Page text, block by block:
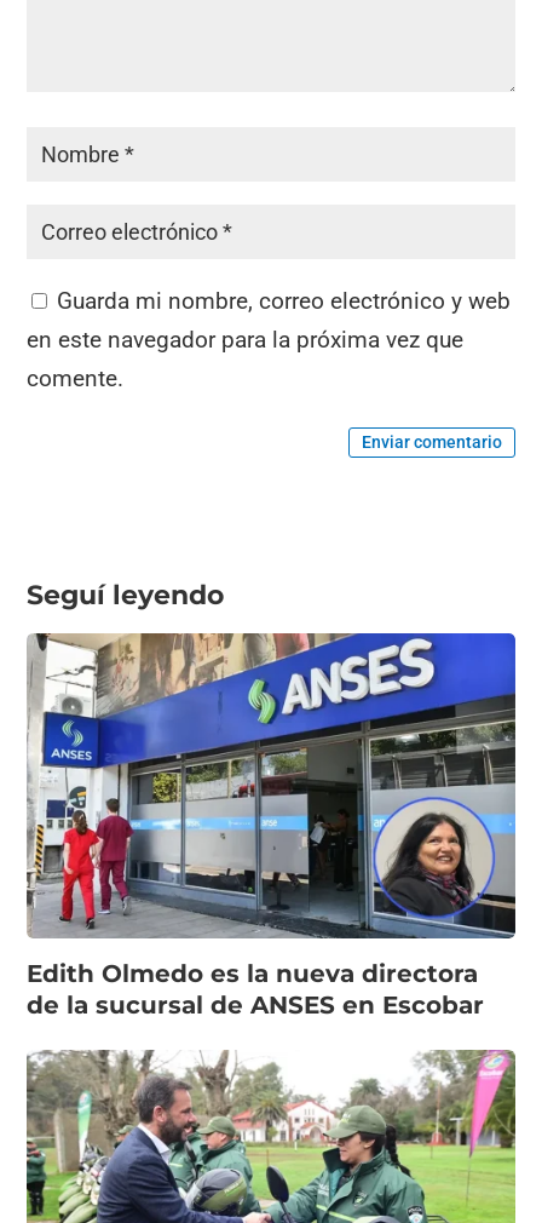
Guarda mi nombre, correo electrónico y web
en este navegador para la próxima vez que
comente.
Enviar comentario
Seguí leyendo
Edith Olmedo es la nueva directora
de la sucursal de ANSES en Escobar